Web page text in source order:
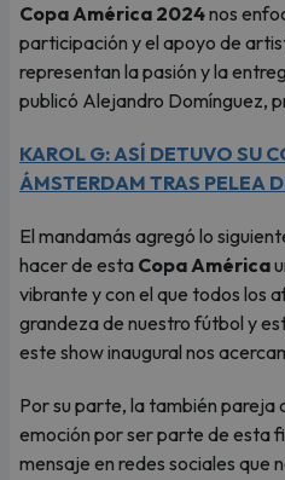
Copa América 2024nos
participación y el apoyo de
representan la pasión y la
publicó Alejandro Domínguez,
KAROL G: ASÍ DETUVO SU
ÁMSTERDAM TRAS PELEA
El mandamás agregó lo
hacer de esta Copa América
vibrante y con el que todos los
grandeza de nuestro fútbol y
este show inaugural nos
Por su parte, la también pareja
emoción por ser parte de esta
mensaje en redes sociales que